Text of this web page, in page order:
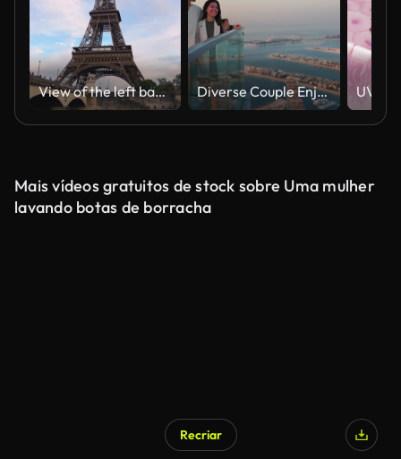
View of the left bank of the Seine River, the Eiffel Tower, boats sailing on the river, the Quai Jacques-Chirac embankment and Pont d'Iena, Jena Bridge spanning the River Seine of Paris, France. Diverse Couple Enjoying Sunset Views from High Rise Sky Deck Overlooking Palm Jumeirah
Mais vídeos gratuitos de stock sobre Uma mulher
lavando botas de borracha
Recriar